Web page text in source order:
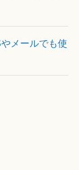
メールでも使